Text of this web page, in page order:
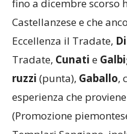
Castellanzese e che
Eccellenza il Tradate,
Tradate,Cunatie
ruzzi(punta),Gaballo,
esperienza che
(Promozione
Templari Sangiano,